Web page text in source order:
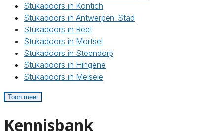
Stukadoors in Kontich
Stukadoors in Antwerpen-Stad
Stukadoors in Reet
Stukadoors in Mortsel
Stukadoors in Steendorp
Stukadoors in Hingene
Stukadoors in Melsele
Toon meer
Kennisbank